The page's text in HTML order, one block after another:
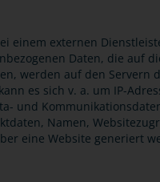
einem externen
Daten, die auf
werden auf den Servern
es sich v. a. um IP-
und
Namen,
eine Website generiert